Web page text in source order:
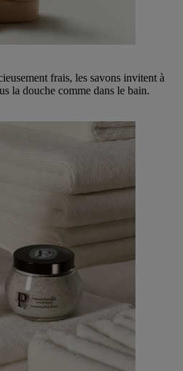
frais, les savons invitent à
la douche comme dans le bain.